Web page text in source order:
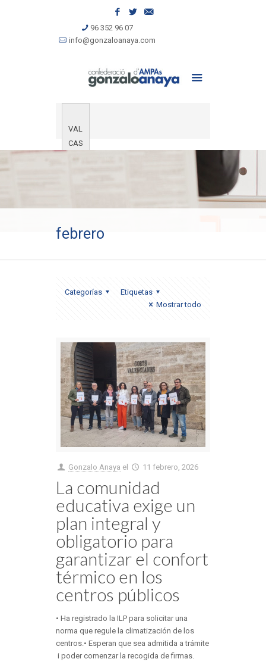
96 352 96 07
info@gonzaloanaya.com
VAL
CAS
febrero
Categorías
Etiquetas
Mostrar todo
Gonzalo Anaya el 11 febrero, 2026
La comunidad
educativa exige un
plan integral y
obligatorio para
garantizar el confort
térmico en los
centros públicos
• Ha registrado la ILP para solicitar una
norma que regule la climatización de los
centros.• Esperan que sea admitida a trámite
i poder comenzar la recogida de firmas.